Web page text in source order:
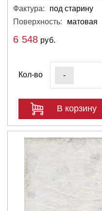
Фактура:
под старину
Поверхность:
матовая
6 548 руб.
Кол-во -
В корзину